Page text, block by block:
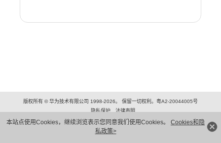
本站点使用Cookies，继续浏览表示您同意我们使用Cookies。 Cookies和隐
私政策>
版权所有 © 华为技术有限公司 1998-2026。 保留一切权利。粤A2-20044005号
隐私保护
法律声明